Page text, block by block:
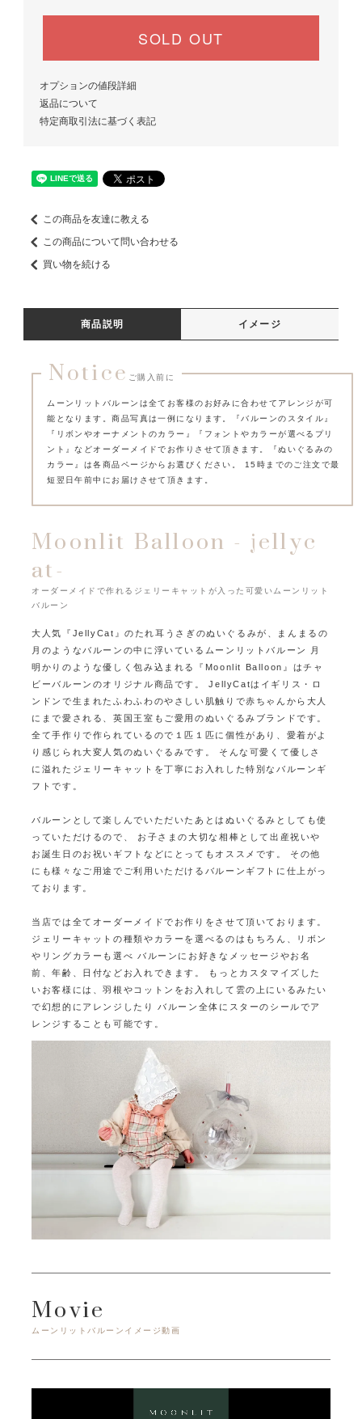
SOLD OUT
オプションの値段詳細
返品について
特定商取引法に基づく表記
この商品を友達に教える
この商品について問い合わせる
買い物を続ける
商品説明 イメージ
Notice ご購入前に
ムーンリットバルーンは全てお客様のお好みに合わせてアレンジが可
能となります。商品写真は一例になります。『バルーンのスタイル』
『リボンやオーナメントのカラー』
『フォントやカラーが選べるプリ
ント』などオーダーメイドでお作りさせて頂きます。
『ぬいぐるみの
カラー』は各商品ページからお選びください。
15時までのご注文で最
短翌日午前中にお届けさせて頂きます。
Moonlit Balloon - jellyc
at-
オーダーメイドで作れるジェリーキャットが入った可愛いムーンリット
バルーン
大人気『JellyCat』のたれ耳うさぎのぬいぐるみが、まんまるの
月のようなバルーンの中に浮いているムーンリットバルーン
月
明かりのような優しく包み込まれる『Moonlit Balloon』はチャ
ビーバルーンのオリジナル商品です。
JellyCatはイギリス・ロ
ンドンで生まれたふわふわのやさしい肌触りで赤ちゃんから大人
にまで愛される、英国王室もご愛用のぬいぐるみブランドです。
全て手作りで作られているので１匹１匹に個性があり、愛着がよ
り感じられ大変人気のぬいぐるみです。
そんな可愛くて優しさ
に溢れたジェリーキャットを丁寧にお入れした特別なバルーンギ
フトです。
バルーンとして楽しんでいただいたあとはぬいぐるみとしても使
っていただけるので、
お子さまの大切な相棒として出産祝いや
お誕生日のお祝いギフトなどにとってもオススメです。
その他
にも様々なご用途でご利用いただけるバルーンギフトに仕上がっ
ております。
当店では全てオーダーメイドでお作りをさせて頂いております。
ジェリーキャットの種類やカラーを選べるのはもちろん、リボン
やリングカラーも選べ バルーンにお好きなメッセージやお名
前、年齢、日付などお入れできます。
もっとカスタマイズした
いお客様には、羽根やコットンをお入れして雲の上にいるみたい
で幻想的にアレンジしたり
バルーン全体にスターのシールでア
レンジすることも可能です。
Movie
ムーンリットバルーンイメージ動画